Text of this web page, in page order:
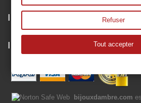
Il mio account
Informazioni negozio
bijouxdambre.com
Refuser
Tout accepter